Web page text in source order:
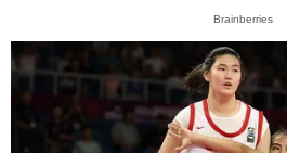
Brainberries